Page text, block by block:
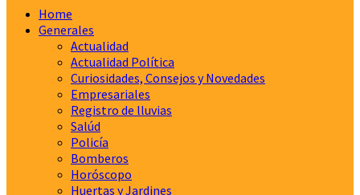
Home
Generales
Actualidad
Actualidad Política
Curiosidades, Consejos y Novedades
Empresariales
Registro de lluvias
Salúd
Policía
Bomberos
Horóscopo
Huertas y Jardines